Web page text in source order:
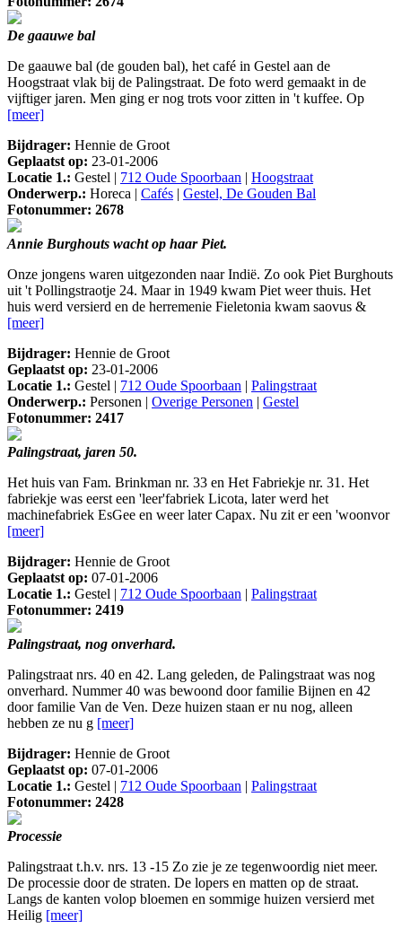
De gaauwe bal
De gaauwe bal (de gouden bal), het café in Gestel aan de
Hoogstraat vlak bij de Palingstraat. De foto werd gemaakt in de
vijftiger jaren. Men ging er nog trots voor zitten in 't kuffee. Op
[meer]
Bijdrager: Hennie de Groot
Geplaatst op: 23-01-2006
Locatie 1.: Gestel | 712 Oude Spoorbaan | Hoogstraat
Onderwerp.: Horeca | Cafés | Gestel, De Gouden Bal
Fotonummer: 2678
Annie Burghouts wacht op haar Piet.
Onze jongens waren uitgezonden naar Indië. Zo ook Piet Burghouts
uit 't Pollingstraotje 24. Maar in 1949 kwam Piet weer thuis. Het
huis werd versierd en de herremenie Fieletonia kwam saovus &
[meer]
Bijdrager: Hennie de Groot
Geplaatst op: 23-01-2006
Locatie 1.: Gestel | 712 Oude Spoorbaan | Palingstraat
Onderwerp.: Personen | Overige Personen | Gestel
Fotonummer: 2417
Palingstraat, jaren 50.
Het huis van Fam. Brinkman nr. 33 en Het Fabriekje nr. 31. Het
fabriekje was eerst een 'leer'fabriek Licota, later werd het
machinefabriek EsGee en weer later Capax. Nu zit er een 'woonvor
[meer]
Bijdrager: Hennie de Groot
Geplaatst op: 07-01-2006
Locatie 1.: Gestel | 712 Oude Spoorbaan | Palingstraat
Fotonummer: 2419
Palingstraat, nog onverhard.
Palingstraat nrs. 40 en 42. Lang geleden, de Palingstraat was nog
onverhard. Nummer 40 was bewoond door familie Bijnen en 42
door familie Van de Ven. Deze huizen staan er nu nog, alleen
hebben ze nu g [meer]
Bijdrager: Hennie de Groot
Geplaatst op: 07-01-2006
Locatie 1.: Gestel | 712 Oude Spoorbaan | Palingstraat
Fotonummer: 2428
Processie
Palingstraat t.h.v. nrs. 13 -15 Zo zie je ze tegenwoordig niet meer.
De processie door de straten. De lopers en matten op de straat.
Langs de kanten volop bloemen en sommige huizen versierd met
Heilig [meer]